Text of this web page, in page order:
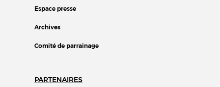
Espace presse
Archives
Comité de parrainage
PARTENAIRES